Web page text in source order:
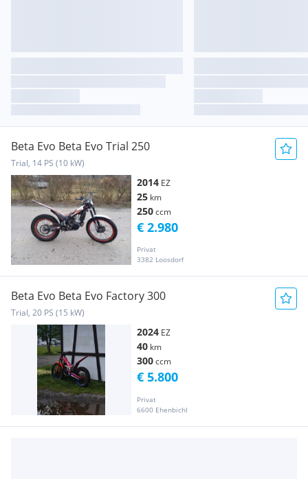
Beta Evo Beta Evo Trial 250
Trial, 14 PS (10 kW)
2014 EZ
25 km
250ccm
Privat
3382 Loosdorf
€ 2.980
Beta Evo Beta Evo Factory 300
Trial, 20 PS (15 kW)
2024 EZ
40 km
300ccm
Privat
6600 Ehenbichl
€ 5.800